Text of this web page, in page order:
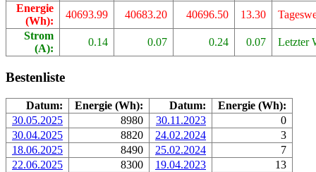
Energie
(Wh):
40693.99 40683.20 40696.50 13.30
Strom
(A):
0.14 0.07 0.24 0.07 Letzter
Bestenliste
Datum: Energie (Wh): Datum:
Energie (Wh):
30.05.2025
8980 30.11.2023
0
30.04.2025
8820 24.02.2024
3
18.06.2025
8490 25.02.2024
7
22.06.2025
8300 19.04.2023
13